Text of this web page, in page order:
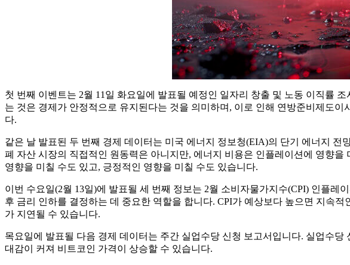
첫 번째 이벤트는 2월 11일 화요일에 발표될 예정인 일자리 창출 및 노동 이직률
는 것은 경제가 안정적으로 유지된다는 것을 의미하며, 이로 인해 연방준비제도
다.
같은 날 발표된 두 번째 경제 데이터는 미국 에너지 정보청(EIA)의 단기 에너지
폐 자산 시장의 직접적인 원동력은 아니지만, 에너지 비용은 인플레이션에 영향
영향을 미칠 수도 있고, 긍정적인 영향을 미칠 수도 있습니다.
이번 수요일(2월 13일)에 발표될 세 번째 정보는 2월 소비자물가지수(CPI) 인플
후 금리 인하를 결정하는 데 중요한 역할을 합니다. CPI가 예상보다 높으면 지속
가 지연될 수 있습니다.
목요일에 발표될 다음 경제 데이터는 주간 실업수당 신청 보고서입니다. 실업수
대감이 커져 비트코인 ​​가격이 상승할 수 있습니다.